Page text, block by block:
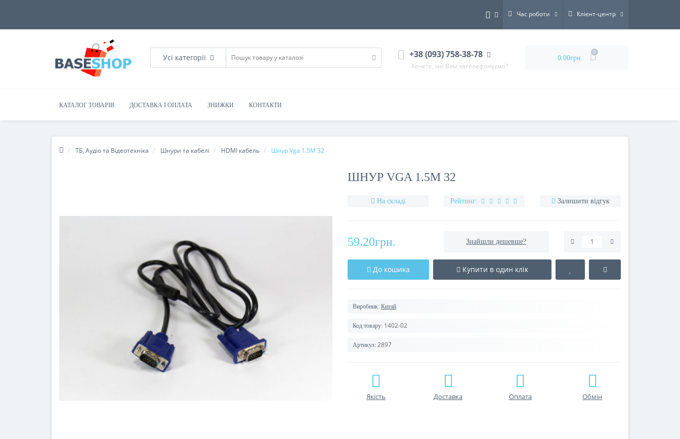
Час роботи Клієнт-центр
Усі категорії +38 (093) 758-38-78
Хочете, ми Вам зателефонуємо?
0.00грн.
0
КАТАЛОГ ТОВАРІВ ДОСТАВКА І ОПЛАТА ЗНИЖКИ КОНТАКТИ
ТБ, Аудіо та Відеотехніка Шнури та кабелі HDMI кабель Шнур Vga 1.5M 32
ШНУР VGA 1.5M 32
На складі Рейтинг: Залишити відгук
59.20грн. Знайшли дешевше?
До кошика Купити в один клік
Виробник: Китай
Код товару: 1402-02
Артикул: 2897
Якість Доставка Оплата Обмін